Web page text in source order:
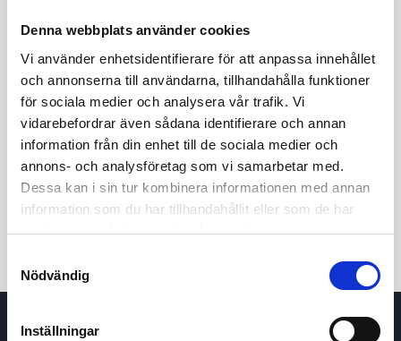
Denna webbplats använder cookies
Vi använder enhetsidentifierare för att anpassa innehållet
och annonserna till användarna, tillhandahålla funktioner
för sociala medier och analysera vår trafik. Vi
vidarebefordrar även sådana identifierare och annan
information från din enhet till de sociala medier och
annons- och analysföretag som vi samarbetar med.
Dessa kan i sin tur kombinera informationen med annan
information som du har tillhandahållit eller som de har
samlat in när du har använt deras tjänster.
Nödvändig
Inställningar
24t 7d 1m 3m 1å 5å
Köp / Sälj